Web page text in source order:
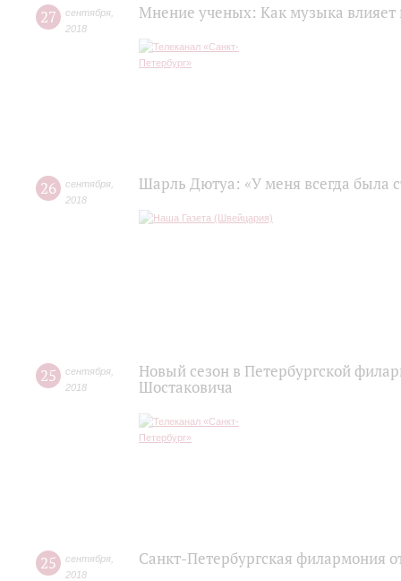
27 сентября
2018
Мнение ученых: Как музыка влияет
26 сентября
2018
Шарль Дютуа: «У меня всегда была
25 сентября
2018
Новый сезон в Петербургской
Шостаковича
25 сентября
2018
Санкт-Петербургская филармония